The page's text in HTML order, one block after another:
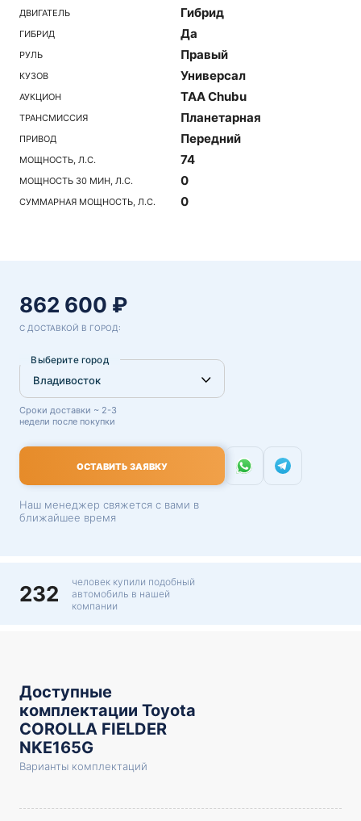
ДВИГАТЕЛЬ Гибрид
ГИБРИД Да
РУЛЬ Правый
КУЗОВ Универсал
АУКЦИОН TAA Chubu
ТРАНСМИССИЯ Планетарная
ПРИВОД Передний
МОЩНОСТЬ, Л.С. 74
МОЩНОСТЬ 30 МИН, Л.С. 0
СУММАРНАЯ МОЩНОСТЬ, Л.С. 0
862 600 ₽
С ДОСТАВКОЙ В ГОРОД:
Выберите город
Сроки доставки ~ 2-3
недели после покупки
ОСТАВИТЬ ЗАЯВКУ
Наш менеджер свяжется с вами в
ближайшее время
232
человек купили подобный
автомобиль в нашей
компании
Доступные
комплектации Toyota
COROLLA FIELDER
NKE165G
Варианты комплектаций